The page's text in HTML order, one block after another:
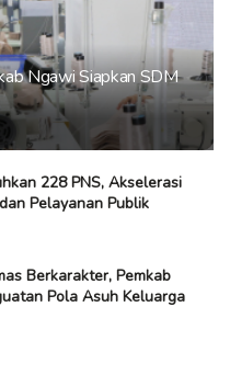
Ngawi Siapkan SDM
228 PNS, Akselerasi
Pelayanan Publik
Berkarakter, Pemkab
Pola Asuh Keluarga